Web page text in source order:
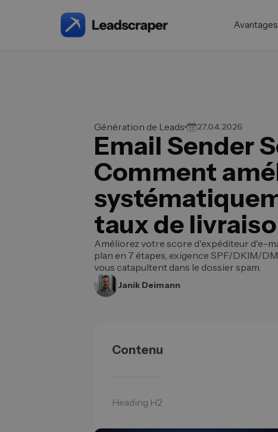
Avantages
Génération de Leads 27.04.2026
Email Sender
Comment
taux de
Améliorez votre score d'expéditeur d'e-
plan en 7 étapes, exigence SPF/DKIM/
vous catapultent dans le dossier spam.
Janik Deimann
Contenu
Heading H2